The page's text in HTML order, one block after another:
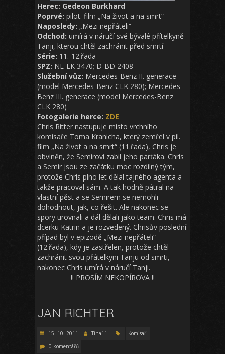
Herec: Gedeon Burkhard
Poprvé: pilot. film „Na život a na smrt“
Naposledy: „Mezi nepřáteli“
Odchod: umírá v náručí své bývalé přítelkyně
Tanji, kterou chtěl zachránit před smrtí
Série: 11.-12.řada
SPZ: NE-LK 3470; D-BD 2408
Služební vůz: Mercedes-Benz II. generace
(model Mercedes-Benz CLK 280); Mercedes-
Benz III. generace (model Mercedes-Benz
CLK 280)
Fotogalerie herce: ZDE
Chris Ritter nastupuje místo vrchního
komisaře Toma Kranicha, který zemřel v pil.
film „Na život a na smrt“ (11.řada), Chris je
obviněn, že Semirovi zabil jeho parťáka. Chris
a Semir jsou ze začátku moc rozdílný tým,
protože Chris plno let dělal tajného agenta a
takže pracoval sám. A tak hodně pátral na
vlastní pěst a se Semirem se nemohli
dohodnout, jak, co řešit. Ale nakonec se
spory urovnali a dál dělali jako team. Chris má
dcerku Katrin a je rozvedený. Chrisův poslední
případ byl v epizodě „Mezi nepřáteli“
(12.řada), kdy je zastřelen, protože chtěl
zachránit svou přátelkyni Tanju od smrti,
nakonec Chris umírá v náručí Tanji.
!! PROSÍM NEKOPÍROVA !!
JAN RICHTER
15. 10. 2011 Tina11
Komisaři
0 komentářů